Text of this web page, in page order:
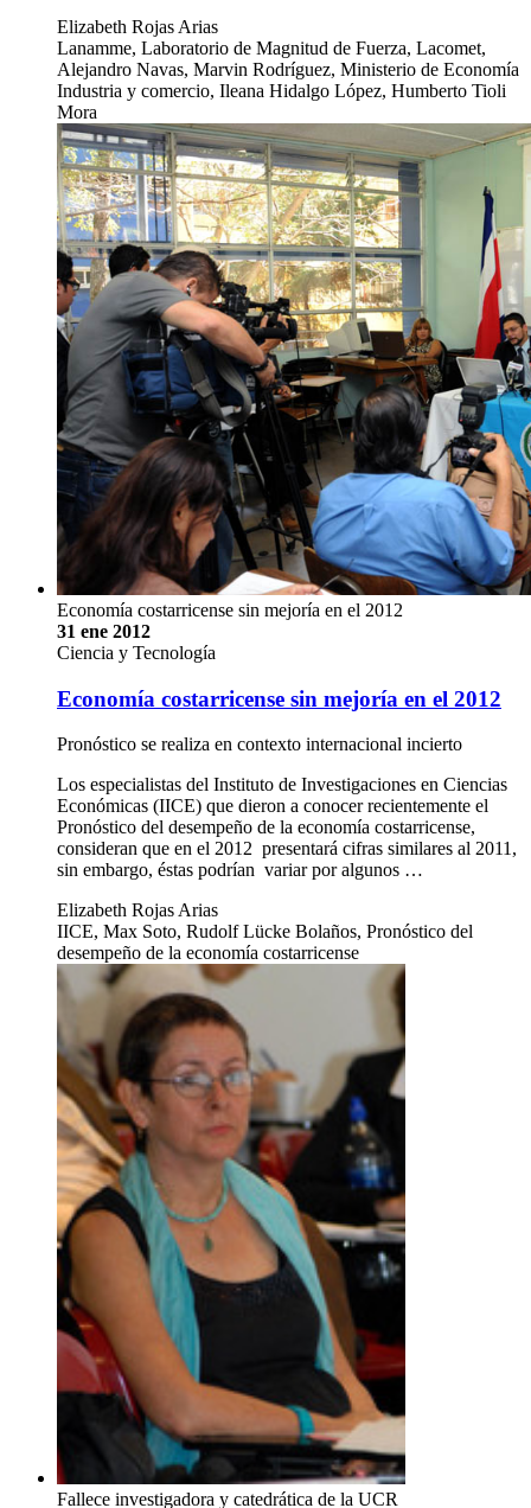
Elizabeth Rojas Arias
Lanamme, Laboratorio de Magnitud de Fuerza, Lacomet,
Alejandro Navas, Marvin Rodríguez, Ministerio de Economía
Industria y comercio, Ileana Hidalgo López, Humberto Tioli
Mora
Economía costarricense sin mejoría en el 2012
31 ene 2012
Ciencia y Tecnología
Economía costarricense sin mejoría en el 2012
Pronóstico se realiza en contexto internacional incierto
Los especialistas del Instituto de Investigaciones en Ciencias
Económicas (IICE) que dieron a conocer recientemente el
Pronóstico del desempeño de la economía costarricense,
consideran que en el 2012 presentará cifras similares al 2011,
sin embargo, éstas podrían variar por algunos …
Elizabeth Rojas Arias
IICE, Max Soto, Rudolf Lücke Bolaños, Pronóstico del
desempeño de la economía costarricense
Fallece investigadora y catedrática de la UCR